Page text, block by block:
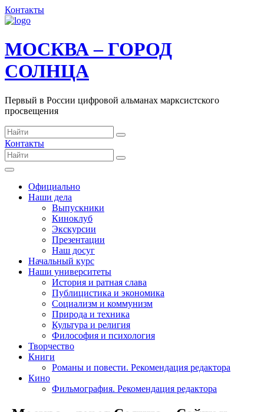
Контакты
МОСКВА – ГОРОД
СОЛНЦА
Первый в России цифровой альманах марксистского
просвещения
Контакты
Официально
Наши дела
Выпускники
Киноклуб
Экскурсии
Презентации
Наш досуг
Начальный курс
Наши университеты
История и ратная слава
Публицистика и экономика
Социализм и коммунизм
Природа и техника
Культура и религия
Философия и психология
Творчество
Книги
Романы и повести. Рекомендация редактора
Кино
Фильмография. Рекомендация редактора